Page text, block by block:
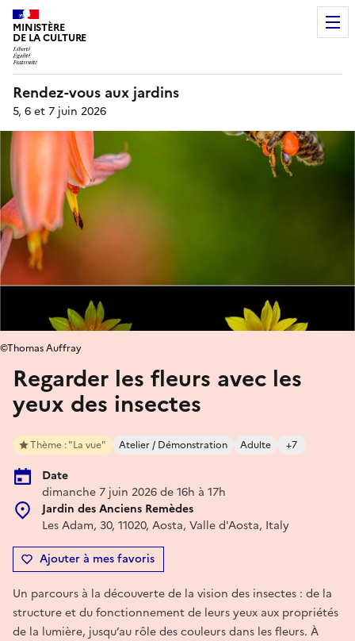
MINISTÈRE
DE LA CULTURE
Rendez-vous aux jardins
5, 6 et 7 juin 2026
Regarder les fleurs avec les
yeux des insectes
Thème : "La vue" Atelier / Démonstration Adulte +7
Date
dimanche 7 juin 2026 de 16h à 17h
Jardin des Anciens Remèdes
Les Adam, 30, 11020, Aosta, Valle d'Aosta, Italy
Ajouter à mes favoris
©Thomas Auffray
Un parcours à la découverte de la vision des insectes : de la
structure et du fonctionnement de leurs yeux aux propriétés
de la lumière, jusqu’au rôle des couleurs dans les fleurs. À